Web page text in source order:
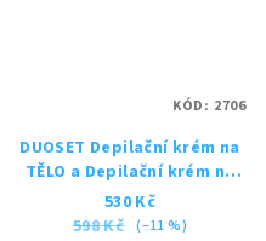
DUOSET Depilační krém na
TĚLO a Depilační krém na
INTIMNÍ partie
530 Kč
598 Kč (–11 %)
KÓD: 2706